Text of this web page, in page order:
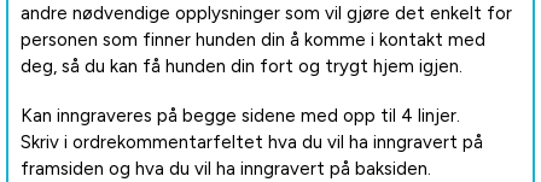
andre nødvendige opplysninger som vil gjøre det enkelt for
personen som finner hunden din å komme i kontakt med
deg, så du kan få hunden din fort og trygt hjem igjen.
Kan inngraveres på begge sidene med opp til 4 linjer.
Skriv i ordrekommentarfeltet hva du vil ha inngravert på
framsiden og hva du vil ha inngravert på baksiden.